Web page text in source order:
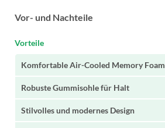
Vor- und Nachteile
Vorteile
Komfortable Air-Cooled Memory Foam
Robuste Gummisohle für Halt
Stilvolles und modernes Design